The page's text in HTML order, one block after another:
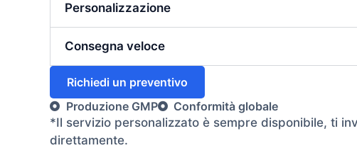
Personalizzazione
Consegna veloce
Richiedi un preventivo
Produzione GMP
Conformità globale
*Il servizio personalizzato è sempre disponibile, ti
direttamente.